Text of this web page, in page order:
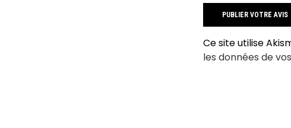
Ce site utilise
les données de